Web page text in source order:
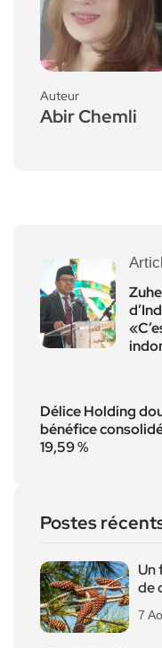
Auteur
Abir Chemli
Délice Holding
bénéfice
19,59 %
Postes
Un
de
7